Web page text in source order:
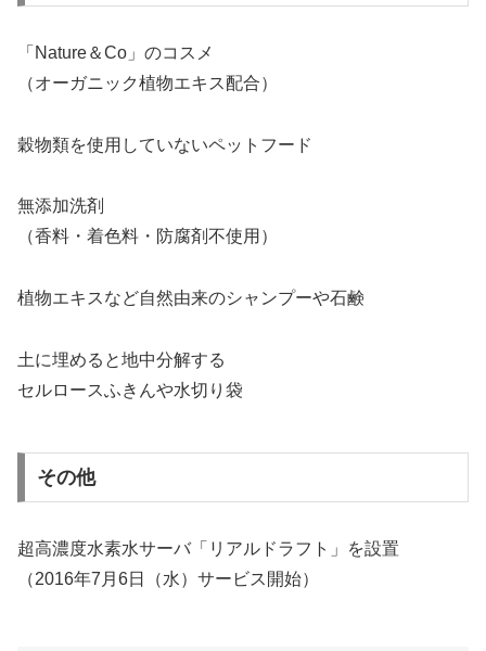
「Nature＆Co」のコスメ
（オーガニック植物エキス配合）
穀物類を使用していないペットフード
無添加洗剤
（香料・着色料・防腐剤不使用）
植物エキスなど自然由来のシャンプーや石鹸
土に埋めると地中分解する
セルロースふきんや水切り袋
その他
超高濃度水素水サーバ「リアルドラフト」を設置
（2016年7月6日（水）サービス開始）